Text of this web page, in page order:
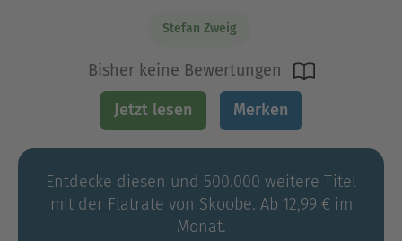
Stefan Zweig
Bisher keine Bewertungen
Jetzt lesen Merken
Entdecke diesen und 500.000 weitere Titel
mit der Flatrate von Skoobe. Ab 12,99 € im
Monat.